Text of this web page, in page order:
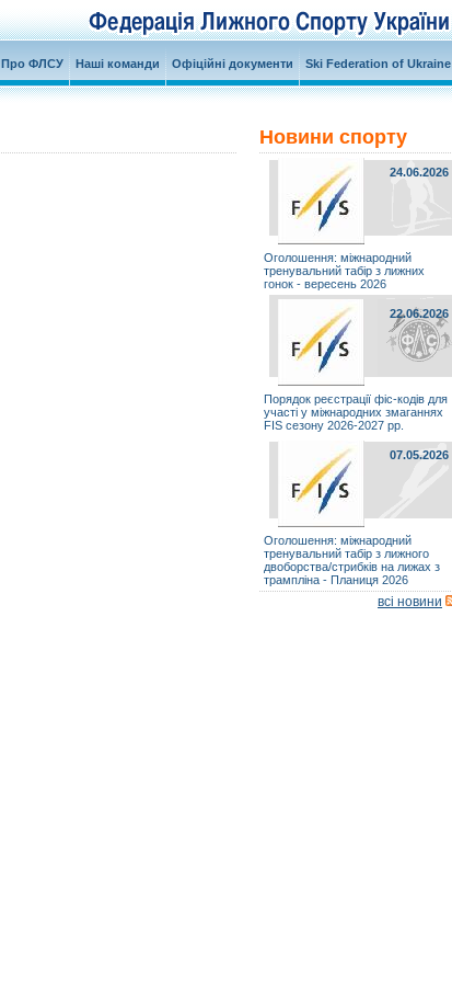
Про ФЛСУ Наші команди Офіційні документи Ski Federation of Ukraine
Новини спорту
24.06.2026
Оголошення: міжнародний
тренувальний табір з лижних
гонок - вересень 2026
22.06.2026
Порядок реєстрації фіс-кодів для
участі у міжнародних змаганнях
FIS сезону 2026-2027 рр.
07.05.2026
Оголошення: міжнародний
тренувальний табір з лижного
двоборства/стрибків на лижах з
трампліна - Планиця 2026
всі новини